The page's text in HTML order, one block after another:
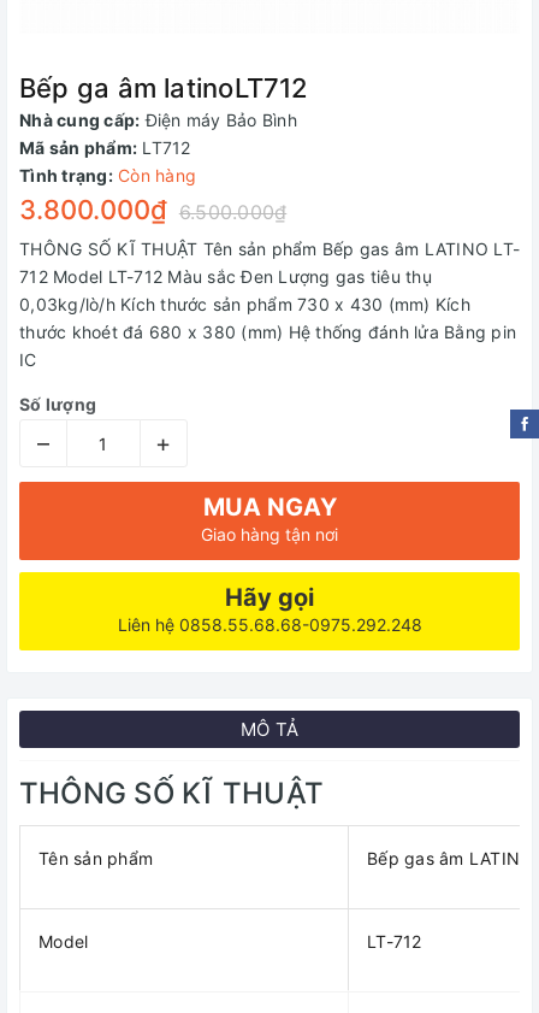
Bếp ga âm latinoLT712
Nhà cung cấp: Điện máy Bảo Bình
Mã sản phẩm: LT712
Tình trạng: Còn hàng
3.800.000₫ 6.500.000₫
THÔNG SỐ KĨ THUẬT Tên sản phẩm Bếp gas âm LATINO LT-
712 Model LT-712 Màu sắc Đen Lượng gas tiêu thụ
0,03kg/lò/h Kích thước sản phẩm 730 x 430 (mm) Kích
thước khoét đá 680 x 380 (mm) Hệ thống đánh lửa Bằng pin
IC
Số lượng
– +
MUA NGAY
Giao hàng tận nơi
Hãy gọi
Liên hệ 0858.55.68.68-0975.292.248
MÔ TẢ
THÔNG SỐ KĨ THUẬT
Tên sản phẩm Bếp gas âm LATINO
Model LT-712